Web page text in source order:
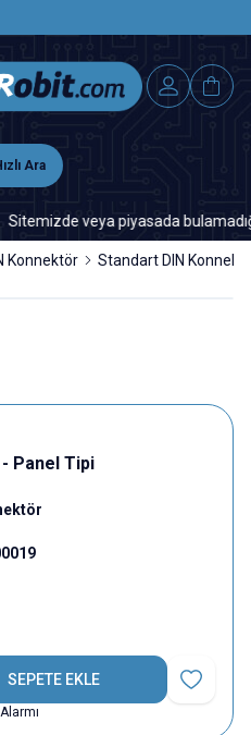
Ara
veya piyasada
Konnektör Standart DIN
Panel Tipi
SEPETE EKLE
Favoriye